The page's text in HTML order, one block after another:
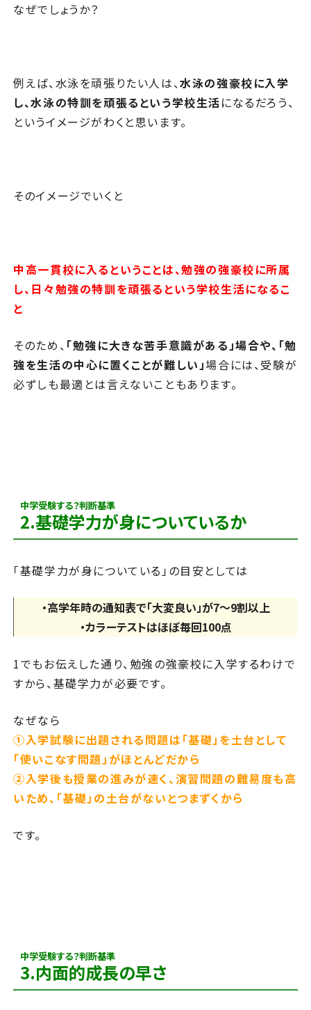
なぜでしょうか？
例えば、水泳を頑張りたい人は、水泳の強豪校に入学
し、水泳の特訓を頑張るという学校生活 になるだろう、
というイメージがわくと思います。
そのイメージでいくと
中高一貫校に入るということは、勉強の強豪校に所属
し、日々勉強の特訓を頑張るという学校生活になるこ
と
そのため、 「勉強に大きな苦手意識がある」場合や、「勉
強を生活の中心に置くことが難しい」場合には、受験が
必ずしも最適とは言えないこともあります。
中学受験する？判断基準
2.基礎学力が身についているか
「基礎学力が身についている」の目安としては
・高学年時の通知表で「大変良い」が7～9割以上
・カラーテストはほぼ毎回100点
1でもお伝えした通り、勉強の強豪校に入学するわけで
すから、基礎学力が必要です。
なぜなら
①入学試験に出題される問題は「基礎」を土台として
「使いこなす問題」がほとんどだから
②入学後も授業の進みが速く、演習問題の難易度も高
いため、「基礎」の土台がないとつまずくから
です。
中学受験する？判断基準
3.内面的成長の早さ